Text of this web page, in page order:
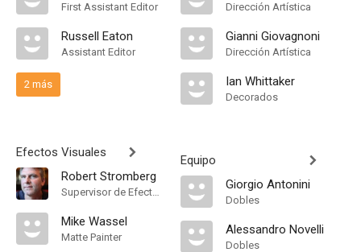
First Assistant Editor
Russell Eaton
Assistant Editor
2 más
Efectos Visuales
Robert Stromberg
Supervisor de Efectos Visuales
Mike Wassel
Matte Painter
Dirección Artística
Gianni Giovagnoni
Dirección Artística
Ian Whittaker
Decorados
Equipo
Giorgio Antonini
Dobles
Alessandro Novelli
Dobles